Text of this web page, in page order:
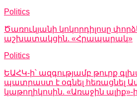
Politics
Ծառուկյանի կոկորդիլոսը
աշխատակցին. «Հրապարակ»
Politics
ԵԱՀԿ-ի՝ ազգությամբ թուրք
պատրաստ է օգնել հեռացնել
կաթողիկոսին. «Առաջին